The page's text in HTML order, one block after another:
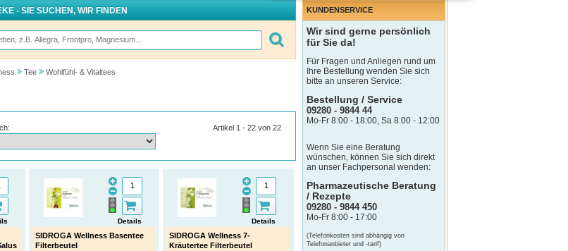
- SIE SUCHEN, WIR FINDEN
Tee Wohlfühl- & Vitaltees
Artikel 1 - 22 von 22
SIDROGA Wellness Basentee
Filterbeutel
Details
SIDROGA Wellness 7-
Kräutertee Filterbeutel
Details
KUNDENSERVICE
Wir sind gerne persönlich
für Sie da!
Für Fragen und Anliegen rund um
Ihre Bestellung wenden Sie sich
bitte an unseren Service:
Bestellung / Service
09280 - 9844 44
Mo-Fr 8:00 - 18:00, Sa 8:00 - 12:00
Wenn Sie eine Beratung
wünschen, können Sie sich direkt
an unser Fachpersonal wenden:
Pharmazeutische Beratung
/ Rezepte
09280 - 9844 450
Mo-Fr 8:00 - 17:00
(Telefonkosten sind abhängig von
Telefonanbieter und -tarif)